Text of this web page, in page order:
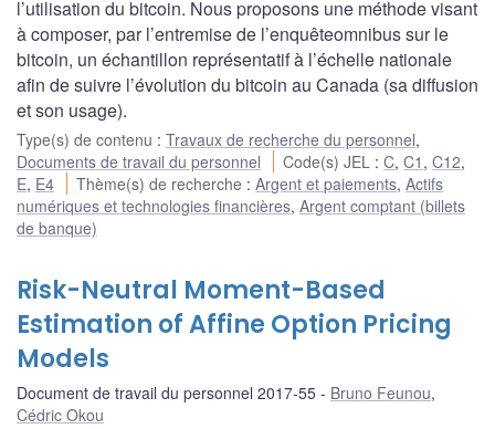
l’utilisation du bitcoin. Nous proposons une méthode visant
à composer, par l’entremise de l’enquêteomnibus sur le
bitcoin, un échantillon représentatif à l’échelle nationale
afin de suivre l’évolution du bitcoin au Canada (sa diffusion
et son usage).
Type(s) de contenu : Travaux de recherche du personnel,
Documents de travail du personnel
Code(s) JEL :C,C1 ,C12,
E, E4 Thème(s) de recherche :Argent et paiements,Actifs
numériques et technologies financières, Argent comptant (billets
de banque)
Risk-Neutral Moment-Based
Estimation of Affine Option Pricing
Models
Document de travail du personnel 2017-55 Bruno Feunou,
Cédric Okou